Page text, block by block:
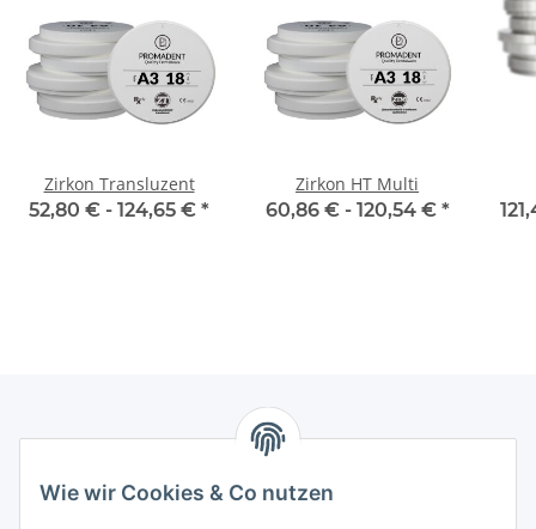
Zirkon Transluzent
52,80 € - 124,65 € *
Zirkon HT Multi
60,86 € - 120,54 € *
Wie wir Cookies & Co nutzen